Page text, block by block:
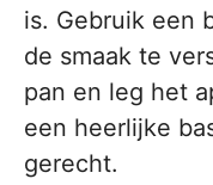
is. Gebruik een
de smaak te
pan en leg het
een heerlijke
gerecht.